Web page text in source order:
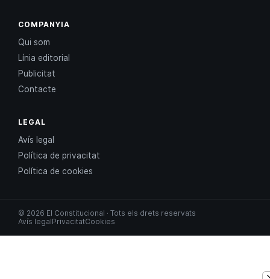
COMPANYIA
Qui som
Línia editorial
Publicitat
Contacte
LEGAL
Avís legal
Política de privacitat
Política de cookies
© 2026 El Constitucional · Tots els drets reservats
Avís legalPrivacitatCookies